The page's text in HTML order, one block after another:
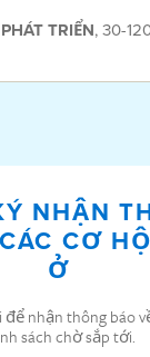
TRIỂN,30-
NHẬN
CƠ
Ở
nhận thông báo
sách chờ sắp tới.